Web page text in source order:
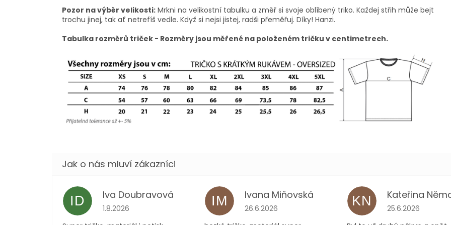
Pozor na výběr velikosti: Mrkni na velikostní tabulku a změř si svoje oblíbený triko. Každej střih může bejt
trochu jinej, tak ať netrefíš vedle. Když si nejsi jistej, radši přeměřuj. Díky! Hanzi.
Tabulka rozměrů triček - Rozměry jsou měřené na položeném tričku v centimetrech.
ID Iva Doubravová
Hodnocení obchodu je 5 z 5 hvězdiček.
1.8.2026
IM Ivana Miňovská
Hodnocení obchodu je 5 z 5 hvězdiček.
26.6.2026
KN Hodnocení
25.6.2026